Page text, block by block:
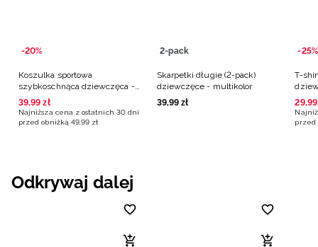
-20%
Koszulka sportowa
szybkoschnąca dziewczęca -
różowa
39,99 zł
Najniższa cena z ostatnich 30 dni
przed obniżką 49,99 zł
2-pack
Skarpetki długie (2-pack)
dziewczęce - multikolor
39,99 zł
-25%
T-
29,99
przed
Odkrywaj dalej